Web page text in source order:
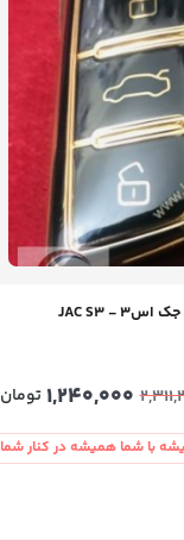
1,240,000 تومان
با شما همیشه در کنار شما